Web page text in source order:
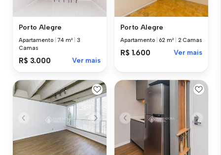
Porto Alegre
Apartamento |74 m²
3
Camas
R$ 3.000 Ver mais
Porto Alegre
Apartamento 62 m² 2 Camas
R$ 1.600 Ver mais